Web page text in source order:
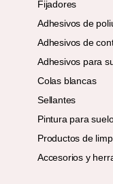
Fijadores
Adhesivos de
Adhesivos de
Adhesivos para
Colas blancas
Sellantes
Pintura para
Productos de
Accesorios y